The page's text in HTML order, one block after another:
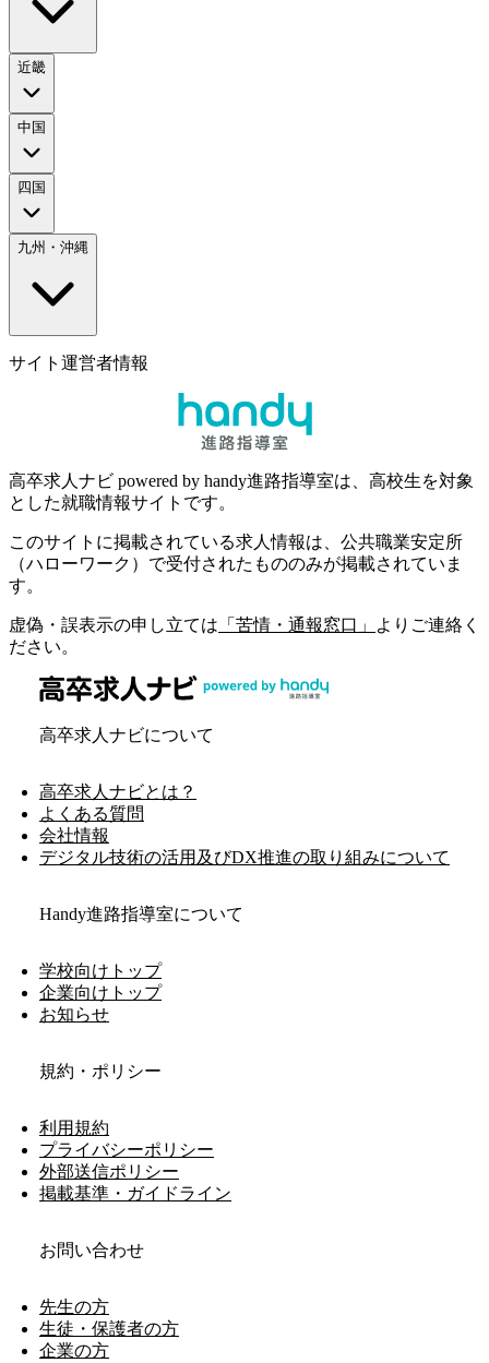
近畿
中国
四国
九州・沖縄
サイト運営者情報
高卒求人ナビ powered by handy進路指導室は、高校生を対象
とした就職情報サイトです。
このサイトに掲載されている求人情報は、公共職業安定所
（ハローワーク）で受付されたもののみが掲載されていま
す。
虚偽・誤表示の申し立ては 「苦情・通報窓口」
よりご連絡く
ださい。
高卒求人ナビについて
高卒求人ナビとは？
よくある質問
会社情報
デジタル技術の活用及びDX推進の取り組みについて
Handy進路指導室について
学校向けトップ
企業向けトップ
お知らせ
規約・ポリシー
利用規約
プライバシーポリシー
外部送信ポリシー
掲載基準・ガイドライン
お問い合わせ
先生の方
生徒・保護者の方
企業の方